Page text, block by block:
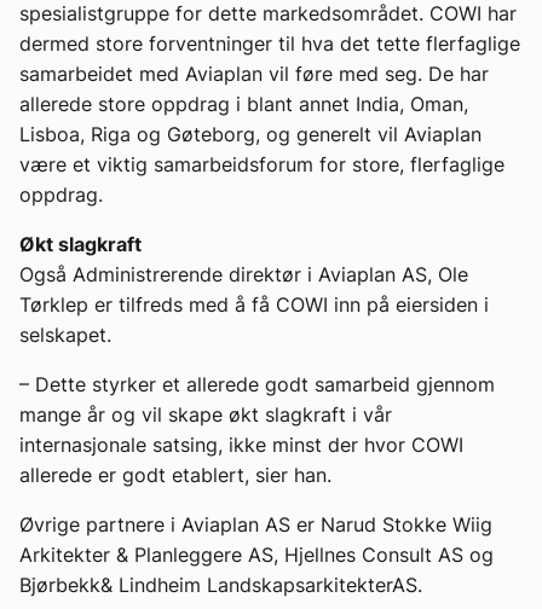
spesialistgruppe for dette markedsområdet. COWI har
dermed store forventninger til hva det tette flerfaglige
samarbeidet med Aviaplan vil føre med seg. De har
allerede store oppdrag i blant annet India, Oman,
Lisboa, Riga og Gøteborg, og generelt vil Aviaplan
være et viktig samarbeidsforum for store, flerfaglige
oppdrag.
Økt slagkraft
Også Administrerende direktør i Aviaplan AS, Ole
Tørklep er tilfreds med å få COWI inn på eiersiden i
selskapet.
– Dette styrker et allerede godt samarbeid gjennom
mange år og vil skape økt slagkraft i vår
internasjonale satsing, ikke minst der hvor COWI
allerede er godt etablert, sier han.
Øvrige partnere i Aviaplan AS er Narud Stokke Wiig
Arkitekter & Planleggere AS, Hjellnes Consult AS og
Bjørbekk& Lindheim LandskapsarkitekterAS.